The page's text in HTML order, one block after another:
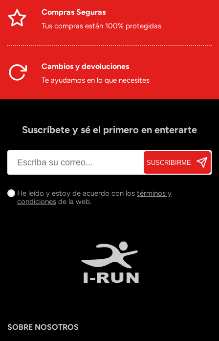
Compras Seguras
Tus compras están 100% protegidas
Cambios y devoluciones
Te ayudamos en lo que necesites
Suscríbete y sé el primero en enterarte
SUSCRIBIRME
He leído y estoy de acuerdo con los términos y
condiciones de la web.
SOBRE NOSOTROS